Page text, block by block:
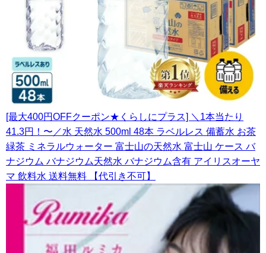
[最大400円OFFクーポン★くらしにプラス] ＼1本当たり
41.3円！〜／水 天然水 500ml 48本 ラベルレス 備蓄水 お茶
緑茶 ミネラルウォーター 富士山の天然水 富士山 ケース バ
ナジウム バナジウム天然水 バナジウム含有 アイリスオーヤ
マ 飲料水 送料無料 【代引き不可】